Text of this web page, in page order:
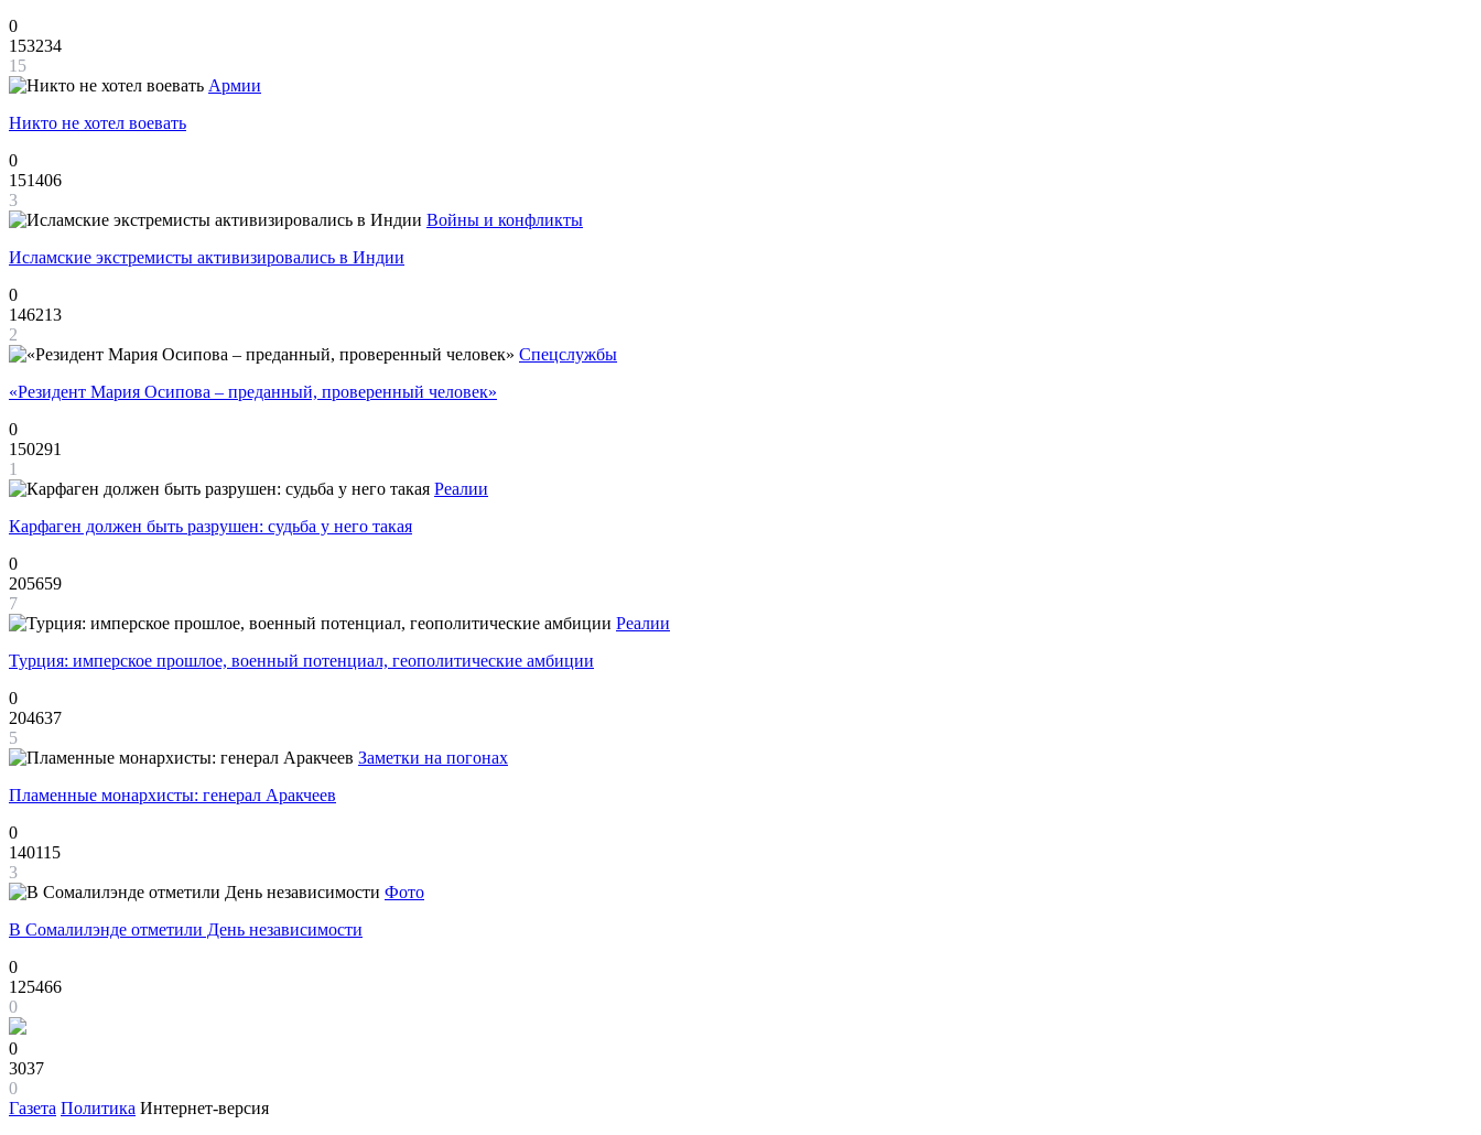
0
153234
15
Армии
Никто не хотел воевать
0
151406
3
Войны и конфликты
Исламские экстремисты активизировались в Индии
0
146213
2
Спецслужбы
«Резидент Мария Осипова – преданный, проверенный человек»
0
150291
1
Реалии
Карфаген должен быть разрушен: судьба у него такая
0
205659
7
Реалии
Турция: имперское прошлое, военный потенциал, геополитические амбиции
0
204637
5
Заметки на погонах
Пламенные монархисты: генерал Аракчеев
0
140115
3
Фото
В Сомалилэнде отметили День независимости
0
125466
0
0
3037
0
Газета Политика Интернет-версия